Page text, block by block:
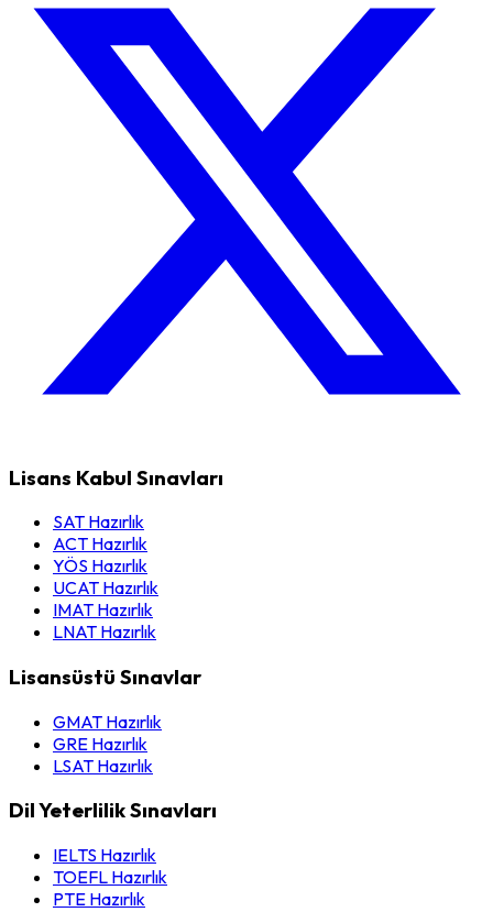
Lisans Kabul Sınavları
SAT Hazırlık
ACT Hazırlık
YÖS Hazırlık
UCAT Hazırlık
IMAT Hazırlık
LNAT Hazırlık
Lisansüstü Sınavlar
GMAT Hazırlık
GRE Hazırlık
LSAT Hazırlık
Dil Yeterlilik Sınavları
IELTS Hazırlık
TOEFL Hazırlık
PTE Hazırlık